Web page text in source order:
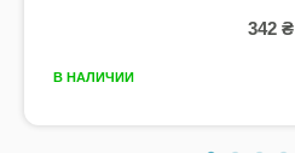
342 ₴
В НАЛИЧИИ